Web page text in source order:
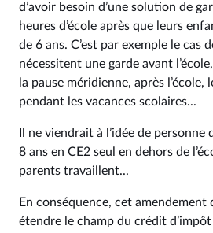
d’avoir besoin d’une solution de
heures d’école après que leurs
de 6 ans. C’est par exemple le cas
nécessitent une garde avant
la pause méridienne, après l’école,
pendant les vacances scolaires...
Il ne viendrait à l’idée de
8 ans en CE2 seul en dehors de
parents travaillent...
En conséquence, cet amendement
étendre le champ du crédit